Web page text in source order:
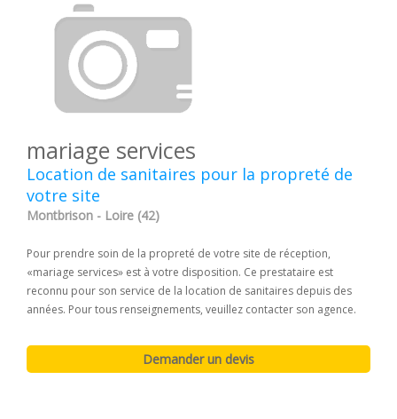
mariage services
Location de sanitaires pour la propreté de
votre site
Montbrison - Loire (42)
Pour prendre soin de la propreté de votre site de réception,
«mariage services» est à votre disposition. Ce prestataire est
reconnu pour son service de la location de sanitaires depuis des
années. Pour tous renseignements, veuillez contacter son agence.